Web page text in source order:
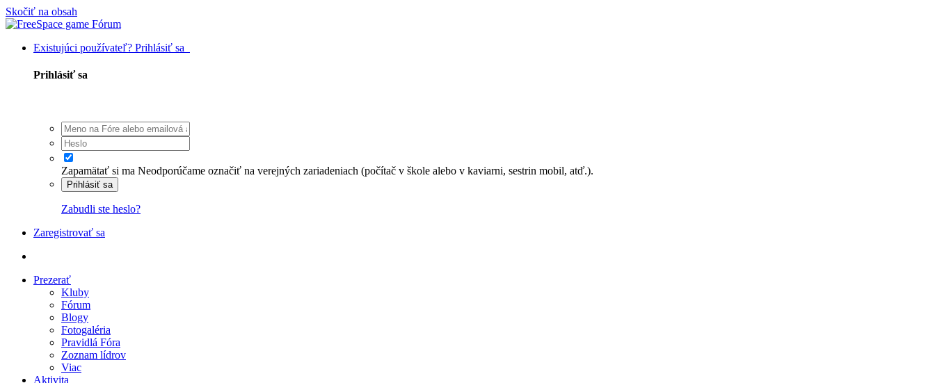
Skočiť na obsah
Existujúci používateľ? Prihlásiť sa
Prihlásiť sa
Zapamätať si ma Neodporúčame označiť na verejných zariadeniach (počítač v škole alebo v kaviarni, sestrin mobil, atď.).
Prihlásiť sa
Zabudli ste heslo?
Zaregistrovať sa
Prezerať
Kluby
Fórum
Blogy
Fotogaléria
Pravidlá Fóra
Zoznam lídrov
Viac
Aktivita